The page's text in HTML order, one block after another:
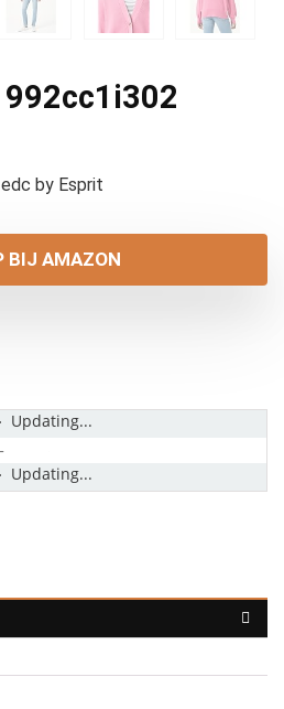
by Esprit
BIJ AMAZON
Updating...
Updating...
-